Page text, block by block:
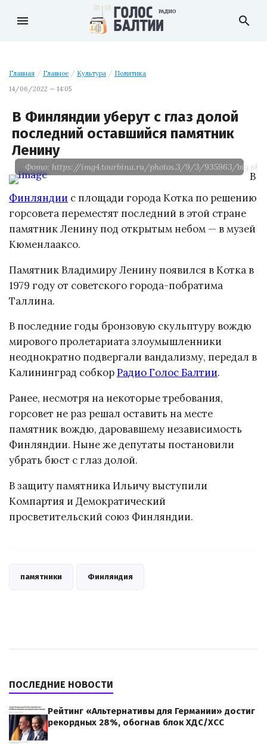
menu search
Главная / Главное / Культура / Политика
14/06/2022 — 14:05
В Финляндии уберут с глаз долой
последний оставшийся памятник
Ленину
Фото: https://img4.tourbina.ru/photos.3/9/3/935963/
В
Финляндии с площади города Котка по решению
горсовета переместят последний в этой стране
памятник Ленину под открытым небом — в музей
Кюменлааксо.
Памятник Владимиру Ленину появился в Котка в
1979 году от советского города-побратима
Таллина.
В последние годы бронзовую скульптуру вождю
мирового пролетариата злоумышленники
неоднократно подвергали вандализму, передал в
Калининград собкорРадио Голос Балтии.
Ранее, несмотря на некоторые требования,
горсовет не раз решал оставить на месте
памятник вождю, даровавшему независимость
Финляндии. Ныне же депутаты постановили
убрать бюст с глаз долой.
В защиту памятника Ильичу выступили
Компартия и Демократический
просветительский союз Финляндии.
памятники Финляндия
ПОСЛЕДНИЕ НОВОСТИ
Рейтинг «Альтернативы для Германии» достиг
рекордных 28%, обогнав блок ХДС/ХСС